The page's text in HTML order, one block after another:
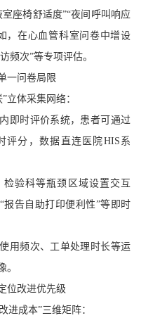
座椅舒适度”“夜间呼叫响应
，在心血管科室问卷中增设
频次”等专项评估。
一问卷局限
立体采集网络：
即时评价系统，患者可通过
评分，数据直连医院HIS系
验科等瓶颈区域设置交互
报告自助打印便利性”等即时
用频次、工单处理时长等运
。
位改进优先级
进成本”三维矩阵：